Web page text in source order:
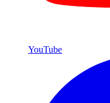
YouTube